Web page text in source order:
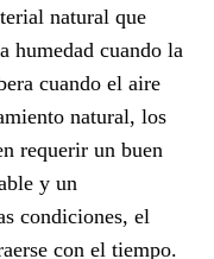
natural que
humedad cuando la
cuando el aire
natural, los
requerir un buen
y un
condiciones, el
con el tiempo.